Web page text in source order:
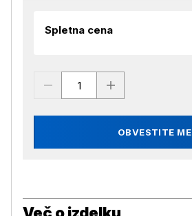
Spletna cena
OBVESTITE ME